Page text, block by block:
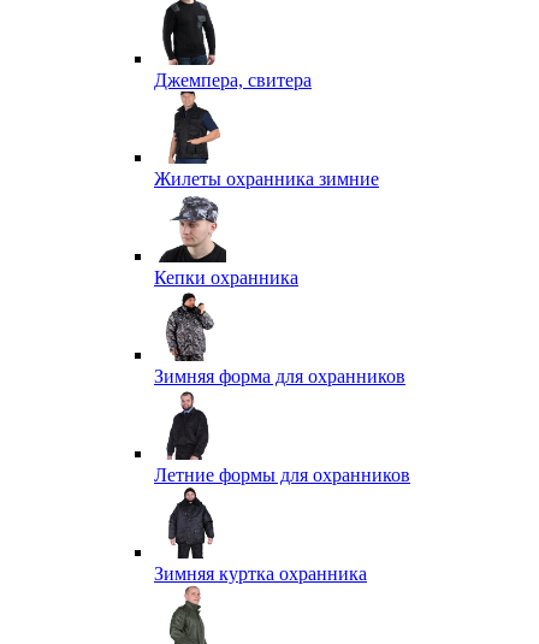
Джемпера, свитера
Жилеты охранника зимние
Кепки охранника
Зимняя форма для охранников
Летние формы для охранников
Зимняя куртка охранника